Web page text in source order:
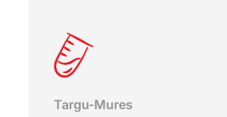
Targu-Mures